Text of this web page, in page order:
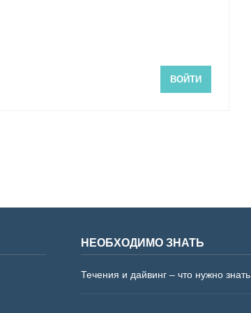
ВОЙТИ
НЕОБХОДИМО ЗНАТЬ
Течения и дайвинг – что нужно знать